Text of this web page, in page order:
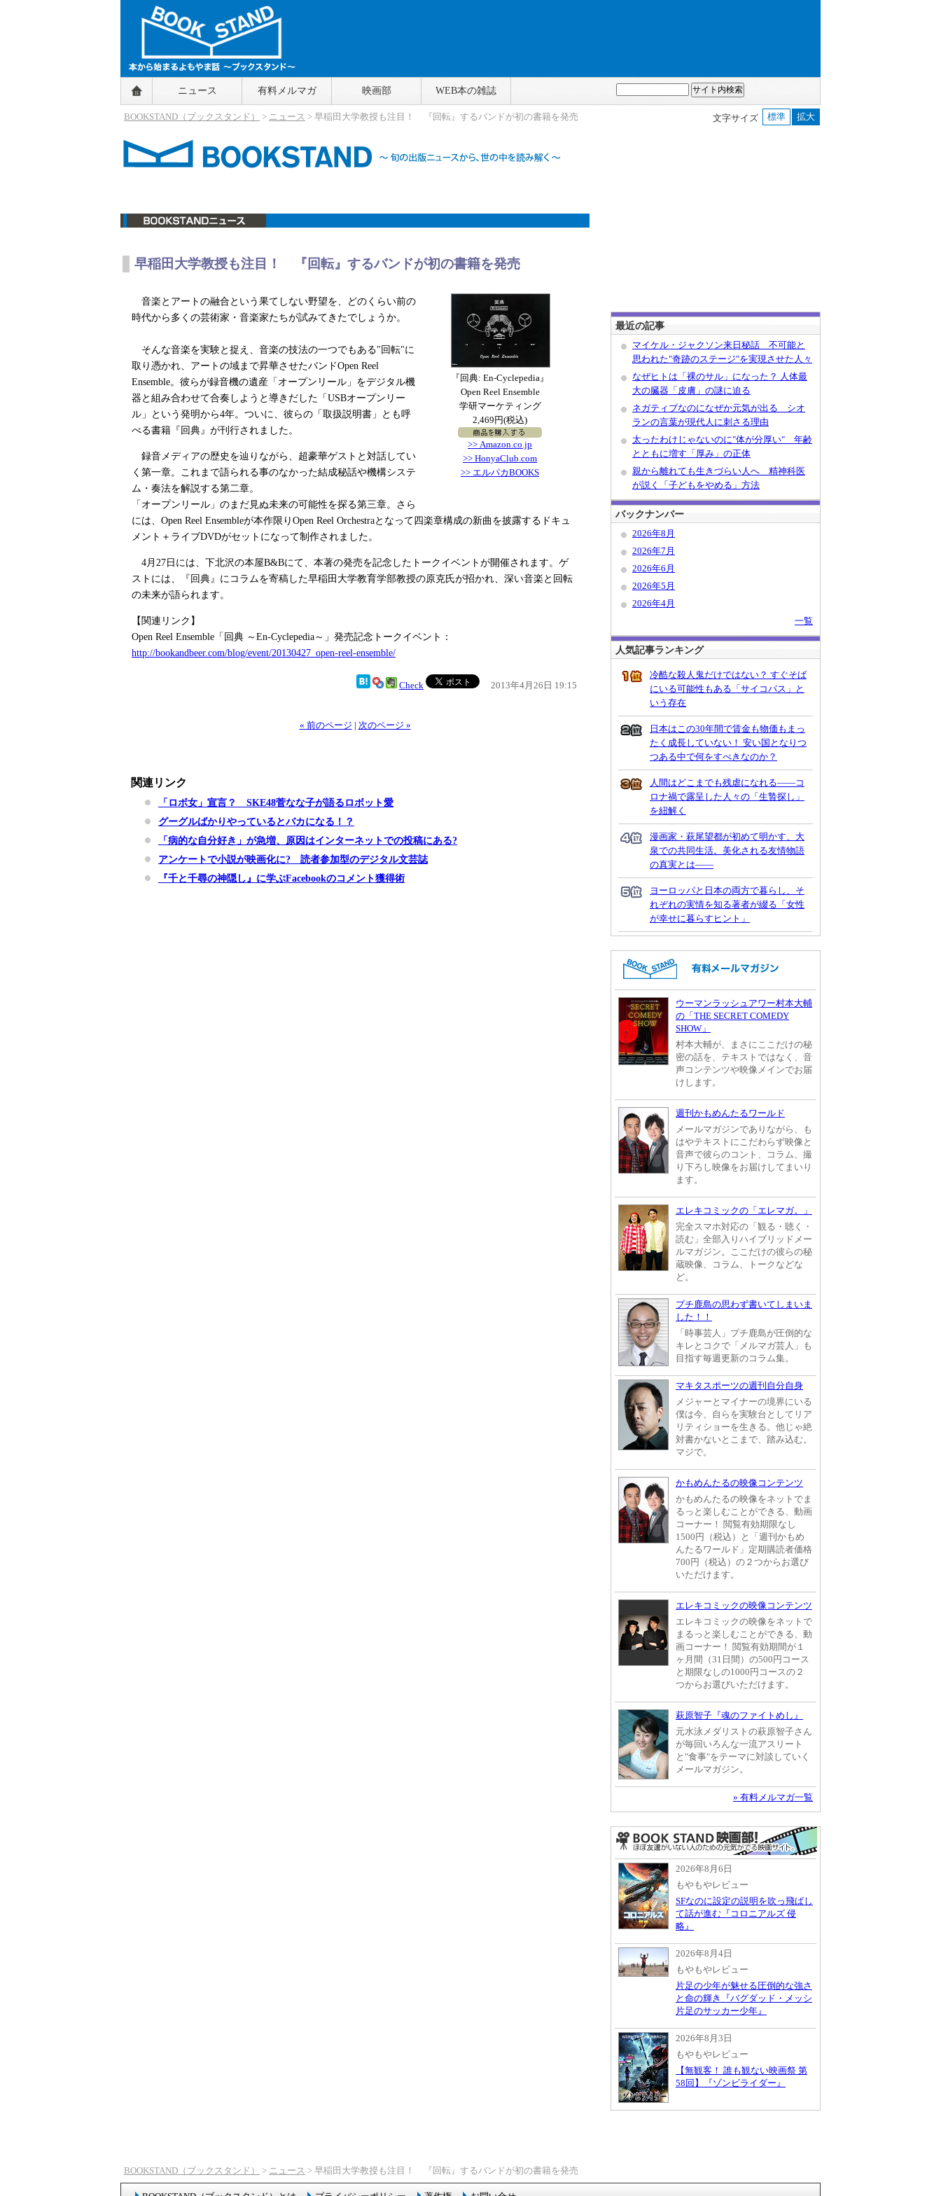
BOOKSTAND（ブックスタンド）
～本から始まるよもやま話～
BOOKSTAND（ブ
ニュース 有料メルマガ 映画部 WEB本の雑誌
文字サイズ 標準 拡大
BOOKSTAND（ブックスタンド） > ニュース > 早稲田大学教授も注目！ 『回転』するバンドが初の書籍を発売
早稲田大学教授も注目！ 『回転』するバンドが初の書籍を発売
『回典: En-Cyclepedia』
Open Reel Ensemble
学研マーケティング
2,469円(税込)
>> Amazon.co.jp
>> HonyaClub.com
>> エルパカBOOKS
音楽とアートの融合という果てしない野望を、どのくらい前の
時代から多くの芸術家・音楽家たちが試みてきたでしょうか。
そんな音楽を実験と捉え、音楽の技法の一つでもある"回転"に
取り憑かれ、アートの域まで昇華させたバンドOpen Reel
Ensemble。彼らが録音機の遺産「オープンリール」をデジタル機
器と組み合わせて合奏しようと導きだした「USBオープンリー
ル」という発明から4年。ついに、彼らの「取扱説明書」とも呼
べる書籍『回典』が刊行されました。
録音メディアの歴史を辿りながら、超豪華ゲストと対話してい
く第一章。これまで語られる事のなかった結成秘話や機構システ
ム・奏法を解説する第二章。
「オープンリール」のまだ見ぬ未来の可能性を探る第三章。さら
には、Open Reel Ensembleが本作限りOpen Reel Orchestraとなって四楽章構成の新曲を披露するドキュ
メント＋ライブDVDがセットになって制作されました。
4月27日には、下北沢の本屋B&Bにて、本著の発売を記念したトークイベントが開催されます。ゲ
ストには、『回典』にコラムを寄稿した早稲田大学教育学部教授の原克氏が招かれ、深い音楽と回転
の未来が語られます。
【関連リンク】
Open Reel Ensemble「回典 ～En-Cyclepedia～」発売記念トークイベント：
http://bookandbeer.com/blog/event/20130427_open-reel-ensemble/
Check 2013年4月26日 19:15
« 前のページ | 次のページ »
関連リンク
「ロボ女」宣言？ SKE48菅なな子が語るロボット愛
グーグルばかりやっているとバカになる！？
「病的な自分好き」が急増、原因はインターネットでの投稿にある?
アンケートで小説が映画化に? 読者参加型のデジタル文芸誌
『千と千尋の神隠し』に学ぶFacebookのコメント獲得術
最近の記事
マイケル・ジャクソン来日秘話 不可能と
思われた"奇跡のステージ"を実現させた人々
なぜヒトは「裸のサル」になった？ 人体最
大の臓器「皮膚」の謎に迫る
ネガティブなのになぜか元気が出る シオ
ランの言葉が現代人に刺さる理由
太ったわけじゃないのに"体が分厚い" 年齢
とともに増す「厚み」の正体
親から離れても生きづらい人へ 精神科医
が説く「子どもをやめる」方法
バックナンバー
2026年8月
2026年7月
2026年6月
2026年5月
2026年4月
一覧
人気記事ランキング
冷酷な殺人鬼だけではない？ すぐそば
にいる可能性もある「サイコパス」と
いう存在
日本はこの30年間で賃金も物価もまっ
たく成長していない！ 安い国となりつ
つある中で何をすべきなのか？
人間はどこまでも残虐になれる――コ
ロナ禍で露呈した人々の「生贄探し」
を紐解く
漫画家・萩尾望都が初めて明かす、大
泉での共同生活。美化される友情物語
の真実とは――
ヨーロッパと日本の両方で暮らし、そ
れぞれの実情を知る著者が綴る「女性
が幸せに暮らすヒント」
ウーマンラッシュアワー村本大輔
の「THE SECRET COMEDY
SHOW」
村本大輔が、まさにここだけの秘
密の話を、テキストではなく、音
声コンテンツや映像メインでお届
けします。
週刊かもめんたるワールド
メールマガジンでありながら、も
はやテキストにこだわらず映像と
音声で彼らのコント、コラム、撮
り下ろし映像をお届けしてまいり
ます。
エレキコミックの「エレマガ。」
完全スマホ対応の「観る・聴く・
読む」全部入りハイブリッドメー
ルマガジン。ここだけの彼らの秘
蔵映像、コラム、トークなどな
ど。
プチ鹿島の思わず書いてしまいま
した！！
「時事芸人」プチ鹿島が圧倒的な
キレとコクで「メルマガ芸人」も
目指す毎週更新のコラム集。
マキタスポーツの週刊自分自身
メジャーとマイナーの境界にいる
僕は今、自らを実験台としてリア
リティショーを生きる。他じゃ絶
対書かないとこまで、踏み込む。
マジで。
かもめんたるの映像コンテンツ
かもめんたるの映像をネットでま
るっと楽しむことができる、動画
コーナー！ 閲覧有効期限なし
1500円（税込）と「週刊かもめ
んたるワールド」定期購読者価格
700円（税込）の２つからお選び
いただけます。
エレキコミックの映像コンテンツ
エレキコミックの映像をネットで
まるっと楽しむことができる、動
画コーナー！ 閲覧有効期間が１
ヶ月間（31日間）の500円コース
と期限なしの1000円コースの２
つからお選びいただけます。
萩原智子『魂のファイトめし』
元水泳メダリストの萩原智子さん
が毎回いろんな一流アスリート
と"食事"をテーマに対談していく
メールマガジン。
» 有料メルマガ一覧
2026年8月6日
もやもやレビュー
SFなのに設定の説明を吹っ飛ばし
て話が進む『コロニアルズ 侵
略』
2026年8月4日
もやもやレビュー
片足の少年が魅せる圧倒的な強さ
と命の輝き『バグダッド・メッシ
片足のサッカー少年』
2026年8月3日
もやもやレビュー
【無観客！ 誰も観ない映画祭 第
58回】『ゾンビライダー』
BOOKSTAND（ブックスタンド） > ニュース > 早稲田大学教授も注目！ 『回転』するバンドが初の書籍を発売